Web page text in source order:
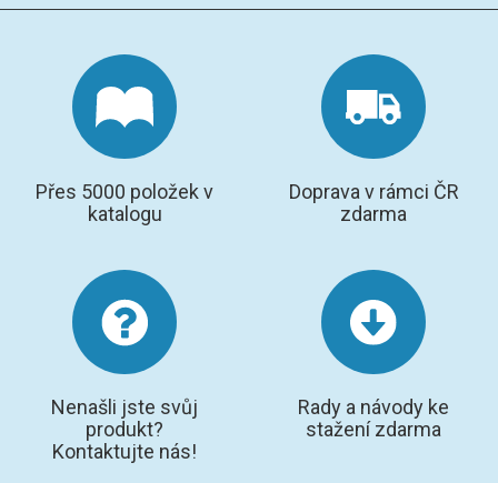
Přes 5000 položek v
katalogu
Doprava v rámci ČR
zdarma
Nenašli jste svůj
produkt?
Kontaktujte nás!
Rady a návody ke
stažení zdarma